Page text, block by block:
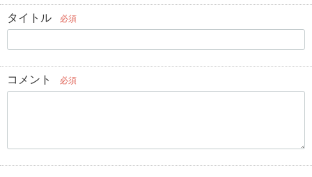
タイトル 必須
コメント 必須